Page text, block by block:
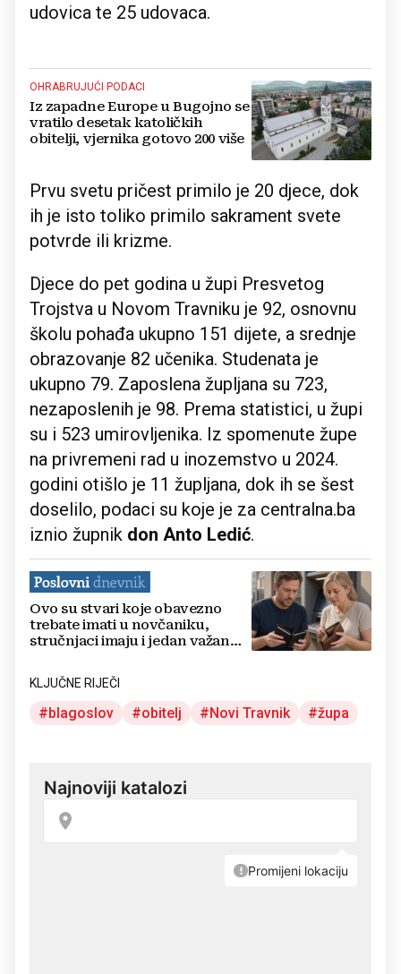
udovica te 25 udovaca.
OHRABRUJUĆI PODACI
Iz zapadne Europe u Bugojno se
vratilo desetak katoličkih
obitelji, vjernika gotovo 200 više
Prvu svetu pričest primilo je 20 djece, dok
ih je isto toliko primilo sakrament svete
potvrde ili krizme.
Djece do pet godina u župi Presvetog
Trojstva u Novom Travniku je 92, osnovnu
školu pohađa ukupno 151 dijete, a srednje
obrazovanje 82 učenika. Studenata je
ukupno 79. Zaposlena župljana su 723,
nezaposlenih je 98. Prema statistici, u župi
su i 523 umirovljenika. Iz spomenute župe
na privremeni rad u inozemstvo u 2024.
godini otišlo je 11 župljana, dok ih se šest
doselilo, podaci su koje je za centralna.ba
iznio župnik don Anto Ledić.
Ovo su stvari koje obavezno
trebate imati u novčaniku,
stručnjaci imaju i jedan važan
KLJUČNE RIJEČI
blagoslov obitelj Novi Travnik župa